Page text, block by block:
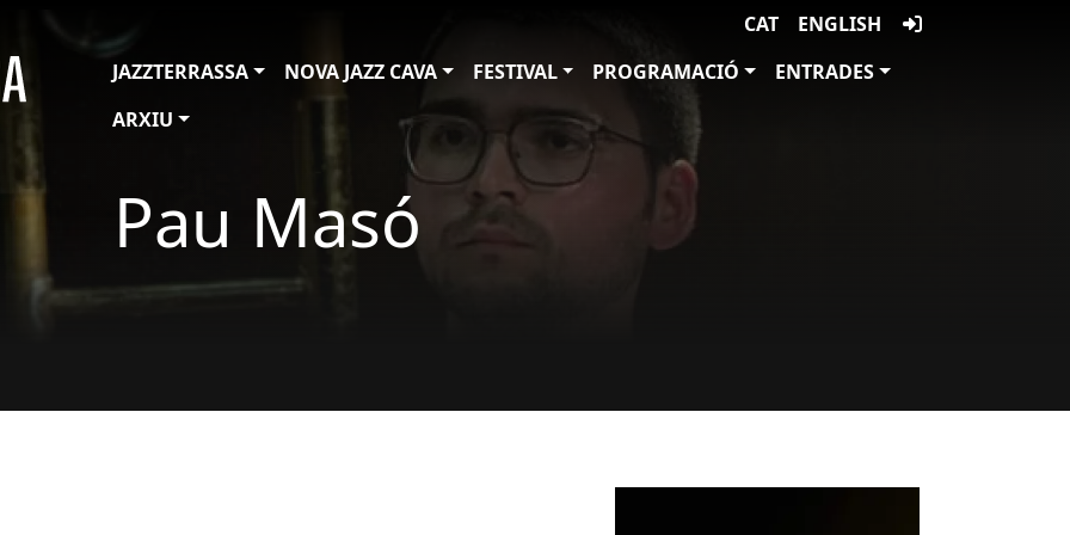
CAT
ENGLISH
JAZZTERRASSA
NOVA JAZZ CAVA FESTIVAL PROGRAMACIÓ
ENTRADES
ARXIU
Pau Masó